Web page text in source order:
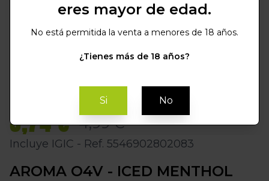
3,74 € 4,99 €
Incluye IGIC - Ref. 5546902802083
AROMA O4V - ICED MENTHOL
eres mayor de edad.
No está permitida la venta a menores de 18 años.
¿Tienes más de 18 años?
Si No